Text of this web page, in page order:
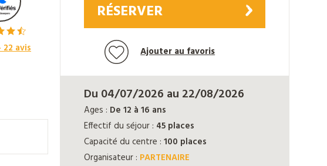
22avis
RÉSERVER
Ajouter au favoris
Du 04/07/2026 au 22/08/2026
Ages : De 12 à 16 ans
Effectif du séjour : 45 places
Capacité du centre : 100 places
Organisateur : PARTENAIRE